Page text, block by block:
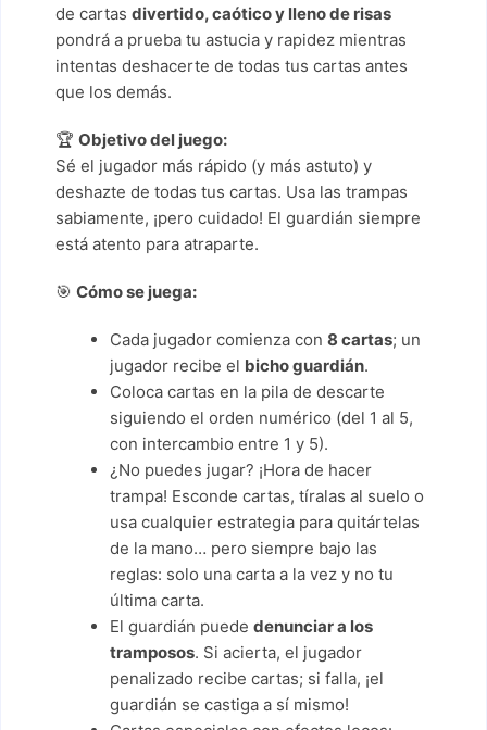
de cartas divertido, caótico y lleno de risas
pondrá a prueba tu astucia y rapidez mientras
intentas deshacerte de todas tus cartas antes
que los demás.
🏆 Objetivo del juego:
Sé el jugador más rápido (y más astuto) y
deshazte de todas tus cartas. Usa las trampas
sabiamente, ¡pero cuidado! El guardián siempre
está atento para atraparte.
🎯 Cómo se juega:
Cada jugador comienza con 8 cartas; un
jugador recibe el bicho guardián.
Coloca cartas en la pila de descarte
siguiendo el orden numérico (del 1 al 5,
con intercambio entre 1 y 5).
¿No puedes jugar? ¡Hora de hacer
trampa! Esconde cartas, tíralas al suelo o
usa cualquier estrategia para quitártelas
de la mano… pero siempre bajo las
reglas: solo una carta a la vez y no tu
última carta.
El guardián puede denunciar a los
tramposos. Si acierta, el jugador
penalizado recibe cartas; si falla, ¡el
guardián se castiga a sí mismo!